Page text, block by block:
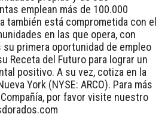
emplean más de 100.000
también está comprometida con el
en las que opera, con
primera oportunidad de empleo
Receta del Futuro para lograr un
positivo. A su vez, cotiza en la
York (NYSE: ARCO). Para más
por favor visite nuestro